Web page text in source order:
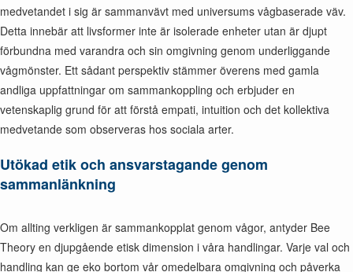
medvetandet i sig är sammanvävt med universums vågbaserade väv.
Detta innebär att livsformer inte är isolerade enheter utan är djupt
förbundna med varandra och sin omgivning genom underliggande
vågmönster. Ett sådant perspektiv stämmer överens med gamla
andliga uppfattningar om sammankoppling och erbjuder en
vetenskaplig grund för att förstå empati, intuition och det kollektiva
medvetande som observeras hos sociala arter.
Utökad etik och ansvarstagande genom
sammanlänkning
Om allting verkligen är sammankopplat genom vågor, antyder Bee
Theory en djupgående etisk dimension i våra handlingar. Varje val och
handling kan ge eko bortom vår omedelbara omgivning och påverka